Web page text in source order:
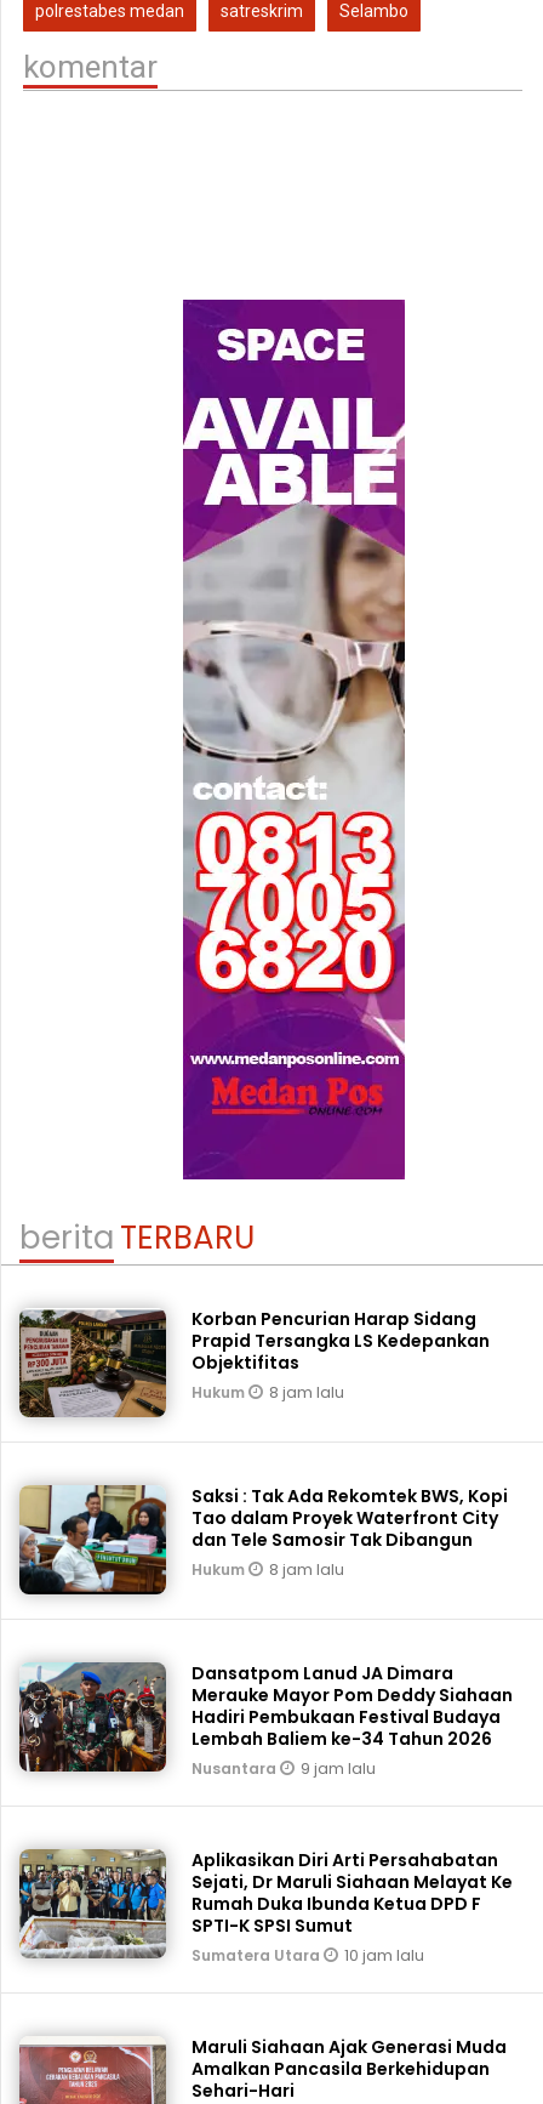
polrestabes medan satreskrim Selambo
komentar
beritaTERBARU
Korban Pencurian Harap Sidang
Prapid Tersangka LS Kedepankan
Objektifitas
Hukum 8 jam lalu
Saksi : Tak Ada Rekomtek BWS, Kopi
Tao dalam Proyek Waterfront City
dan Tele Samosir Tak Dibangun
Hukum 8 jam lalu
Dansatpom Lanud JA Dimara
Merauke Mayor Pom Deddy Siahaan
Hadiri Pembukaan Festival Budaya
Lembah Baliem ke-34 Tahun 2026
Nusantara 9 jam lalu
Aplikasikan Diri Arti Persahabatan
Sejati, Dr Maruli Siahaan Melayat Ke
Rumah Duka Ibunda Ketua DPD F
SPTI-K SPSI Sumut
Sumatera Utara 10 jam lalu
Maruli Siahaan Ajak Generasi Muda
Amalkan Pancasila Berkehidupan
Sehari-Hari